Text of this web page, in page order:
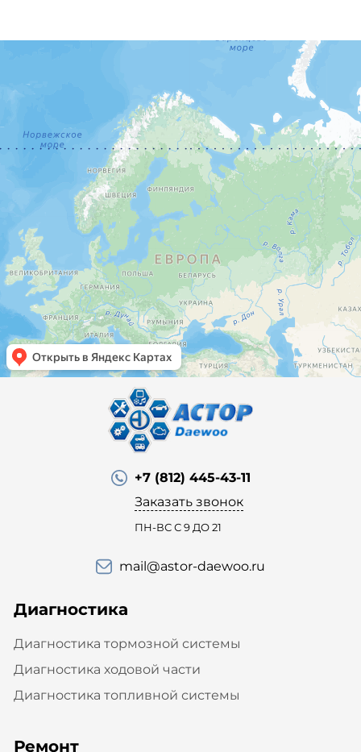
+7 (812) 445-43-11
Заказать звонок
ПН-ВС С 9 ДО 21
mail@astor-daewoo.ru
Диагностика
Диагностика тормозной системы
Диагностика ходовой части
Диагностика топливной системы
Ремонт